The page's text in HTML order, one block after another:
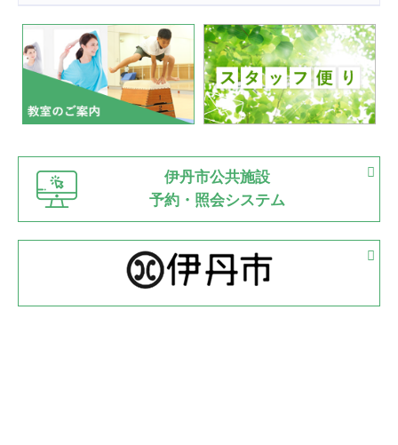
いたっぼーる大会☆彡
緑ケ丘体育館
2022.07.03
市内総合体育大会が開始
緑ケ丘体育館 猪名川運動広場
古池運動広場
2022.06.12
県知事杯争奪バレーボール大会が開催
緑ケ丘体育館
2022.05.05
体育協会長杯 バドミントン競技の部
2022.05.22
伊丹市公共施設
予約・照会システム